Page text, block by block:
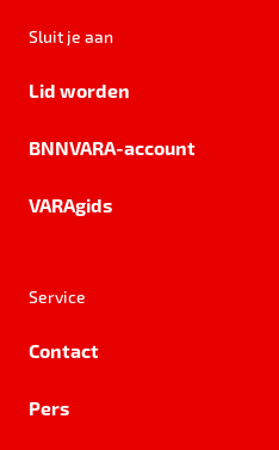
Sluit je aan
Lid worden
BNNVARA-account
VARAgids
Service
Contact
Pers